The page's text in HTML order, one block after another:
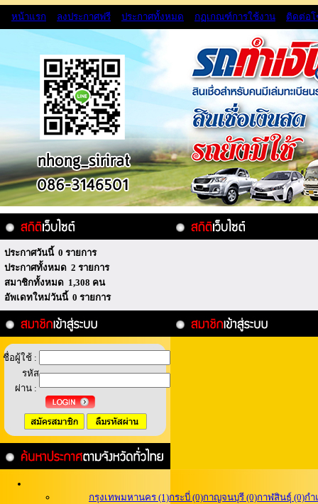
หน้าแรก ลงประกาศฟรี ประกาศทั้งหมด กฏเกณฑ์การใช้งาน ติดต่อ
ประกาศวันนี้ 0 รายการ
ประกาศทั้งหมด 2 รายการ
สมาชิกทั้งหมด 1,308 คน
อัพเดทใหม่วันนี้ 0 รายการ
ชื่อผู้ใช้ :
รหัส
ผ่าน :
กรุงเทพมหานคร (1)กระบี่ (0)กาญจนบุรี (0)กาฬสินธุ์ (0)กำ